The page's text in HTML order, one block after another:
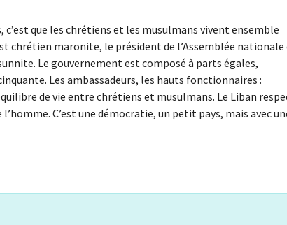
que les chrétiens et les musulmans vivent ensemble
chrétien maronite, le président de l’Assemblée nationale
Le gouvernement est composé à parts égales,
Les ambassadeurs, les hauts fonctionnaires :
de vie entre chrétiens et musulmans. Le Liban
C’est une démocratie, un petit pays, mais avec